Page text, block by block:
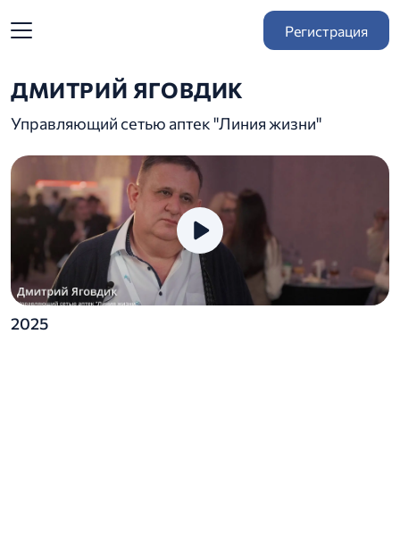
Регистрация
ДМИТРИЙ ЯГОВДИК
Управляющий сетью аптек "Линия жизни"
2025